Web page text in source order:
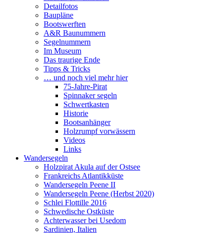
Detailfotos
Baupläne
Bootswerften
A&R Baunummern
Segelnummern
Im Museum
Das traurige Ende
Tipps & Tricks
… und noch viel mehr hier
75-Jahre-Pirat
Spinnaker segeln
Schwertkasten
Historie
Bootsanhänger
Holzrumpf vorwässern
Videos
Links
Wandersegeln
Holzpirat Akula auf der Ostsee
Frankreichs Atlantikküste
Wandersegeln Peene II
Wandersegeln Peene (Herbst 2020)
Schlei Flottille 2016
Schwedische Ostküste
Achterwasser bei Usedom
Sardinien, Italien